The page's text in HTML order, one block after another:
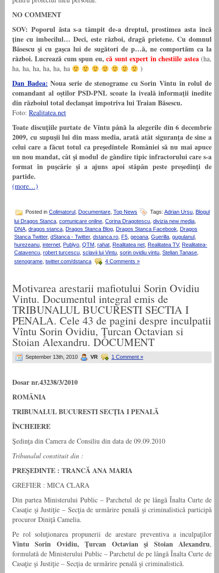
NO COMMENT
SOV: Poporul ăsta s-a tâmpit de-a dreptul, prostimea asta încă
ţine cu imbecilul… Deci, este război, dragă prietene. Cu domnul
Băsescu şi cu gaşca lui de sugători de p…ă, ne comportăm ca la
război. Lucrează cum spun eu,că sunt expert în chestiile astea(ha,
ha, ha, ha, ha, ha, ha
)
Dan Badea: Noua serie de stenograme cu Sorin Vîntu în rolul de
comandant al oştilor PSD-PNL scoate la iveală informaţii inedite
din războiul total declanşat împotriva lui Traian Băsescu.
Foto: Realitatea.net
Toate discuţiile purtate de Vîntu pånă la alegerile din 6 decembrie
2009, cu supuşii lui din mass media, arată atât siguranţa de sine a
celui care a făcut totul ca preşedintele României să nu mai apuce
un nou mandat, cât şi modul de gândire tipic infractorului care s-a
format în puşcărie şi a ajuns apoi stăpân peste preşedinţi de
partide.
(more…)
Posted in Colimatorul Documentare Top News Tags: Adrian Ursu Blogul
lui Dragos Stanca comunicare online Corina Dragotescu divizia new media
DNA dragos stanca Dragos Stanca Blog Dragos Stanca Facebook Dragos
Stanca Twitter, dStanca - Twitter, dstanca.ro F5 geoana Guerilla gugulanul
hurezeanu internet Publyo QTM rahat Realitatea net Realitatea TV, Realitatea-
Catavencu robert turcescu sclavii lui Vintu sorin ovidiu vintu Stelian Tanase
stenograme twitter.com/dstanca 4 Comments »
Motivarea arestarii mafiotului Sorin Ovidiu
Vintu. Documentul integral emis de
TRIBUNALUL BUCURESTI SECTIA I
PENALA. Cele 43 de pagini despre inculpatii
Vîntu Sorin Ovidiu, Ţurcan Octavian si
Stoian Alexandru. DOCUMENT
September 13th, 2010 VR 1 Comment »
Dosar nr.43238/3/2010
ROMÂNIA
TRIBUNALUL BUCURESTI SECŢIA I PENALĂ
ÎNCHEIERE
Şedinţa din Camera de Consiliu din data de 09.09.2010
Tribunalul constituit din :
PREŞEDINTE : TRANCĂ ANA MARIA
GREFIER : MICA CLARA
Din partea Ministerului Public – Parchetul de pe lângă Înalta Curte de
Casaţie şi Justiţie – Secţia de urmărire penală şi criminalistică participă
procuror Diniţă Camelia.
Pe rol soluţionarea propunerii de arestare preventiva a inculpaţilor
Vîntu Sorin Ovidiu, Ţurcan Octavian şi Stoian Alexandru,
formulată de Ministerului Public – Parchetul de pe lângă Înalta Curte de
Casaţie şi Justiţie – Secţia de urmărire penală şi criminalistică.